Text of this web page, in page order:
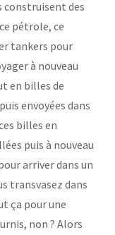
construisent des
pétrole, ce
tankers pour
à nouveau
en billes de
envoyées dans
billes en
puis à nouveau
arriver dans un
transvasez dans
ça pour une
non ? Alors